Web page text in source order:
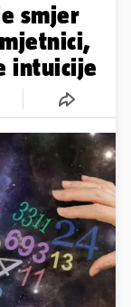
smjer
intuicije